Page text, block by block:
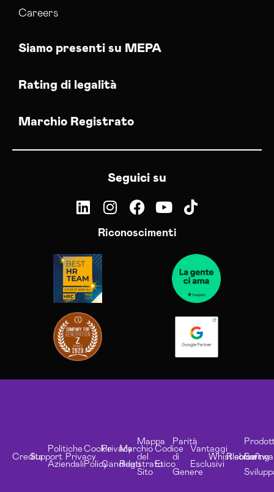
Careers
Siamo presenti su MEPA
Rating di legalità
Marchio Registrato
Seguici su
Riconoscimenti
CreditsSupport
Politiche
Aziendali
Privacy
Cookie
Policy
Privacy
Candidati
Marchio
Registrato
Mappa
del
Sito
Codice
Etico
Parità
di
Genere
Vantaggi
Esclusivi
Whistleblowing
Risorse